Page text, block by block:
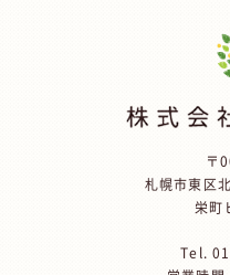
〒
札幌市東区
栄町
Tel.